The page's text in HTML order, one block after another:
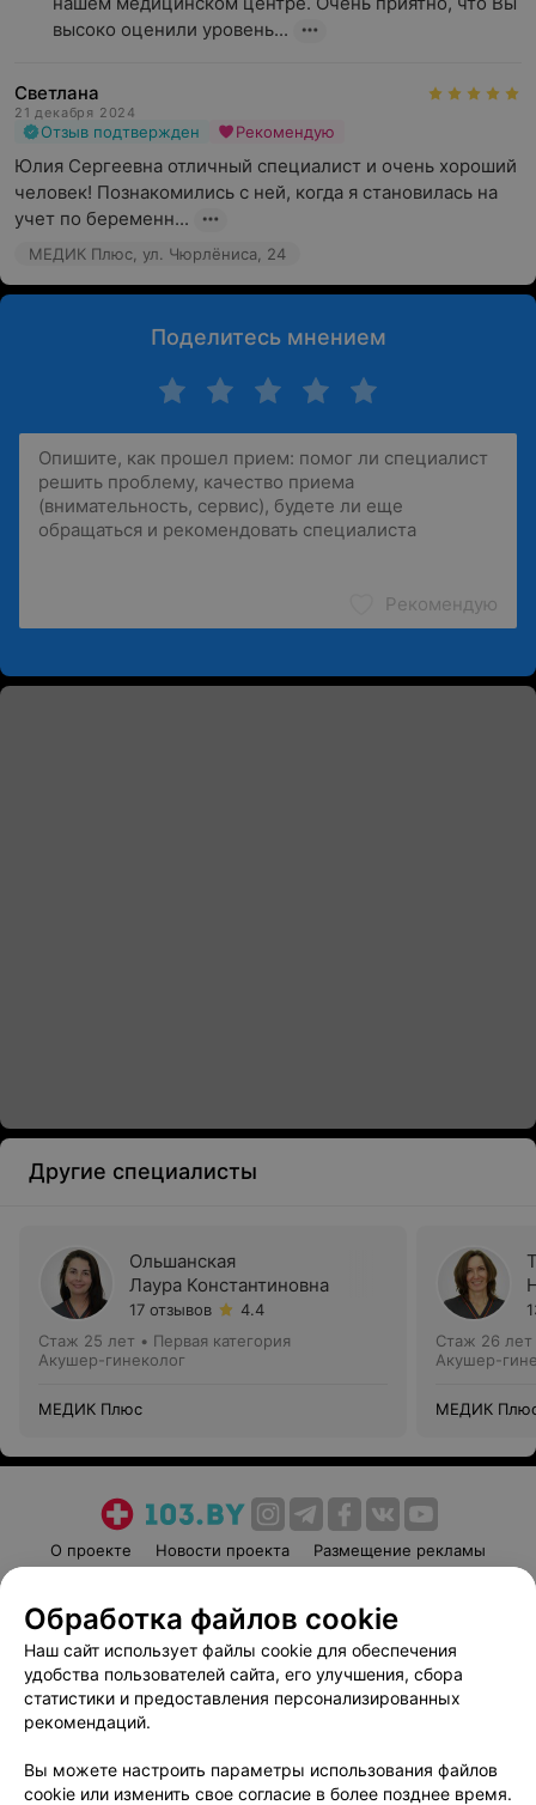
высоко оценили уровень...
Светлана
21 декабря 2024
Отзыв подтвержден Рекомендую
Юлия Сергеевна отличный специалист и очень хороший
человек! Познакомились с ней, когда я становилась на
учет по беременн...
МЕДИК Плюс, ул. Чюрлёниса, 24
Поделитесь мнением
Рекомендую
Другие специалисты
Ольшанская
Лаура Константиновна
17 отзывов
4.4
Стаж 25 лет • Первая категория
Акушер-гинеколог
МЕДИК Плюс
Стаж 26 лет
Акушер-
МЕДИК
О проекте Новости проекта
Размещение рекламы
Пользовательское соглашение
Способы оплаты
Вакансии
Партнеры
Написать руководителю 103.by
Обработка персональных данных
Обработка файлов cookie
Наш сайт использует файлы cookie для обеспечения
удобства пользователей сайта, его улучшения, сбора
статистики и предоставления персонализированных
рекомендаций.
Вы можете настроить параметры использования файлов
cookie или изменить свое согласие в более позднее время.